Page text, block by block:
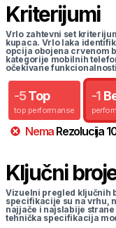
Kriterijumi
Vrlo zahtevni set
kupaca. Vrlo laka
opcija obojena crvenom
kategorije mobilnih
očekivane
-5 Top
top performanse
-1
Nema Rezolucija
Ključni
Vizuelni pregled ključnih
specifikacije su na vrhu,
najjače i najslabije
tehnička specifikacija